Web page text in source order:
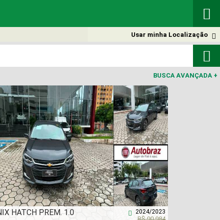


Usar minha Localização

BUSCA AVANÇADA +
HATCH PREM. 1.0 2024/2023
